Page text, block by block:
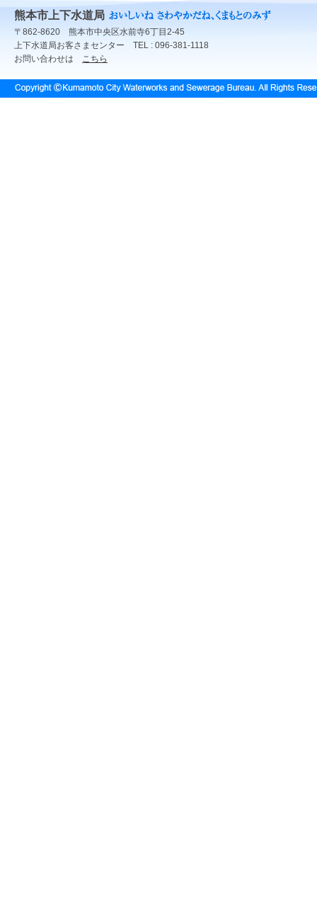
熊本市上下水道局
〒862-8620 熊本市中央区水前寺6丁目2-45
上下水道局お客さまセンター TEL : 096-381-1118
お問い合わせは こちら